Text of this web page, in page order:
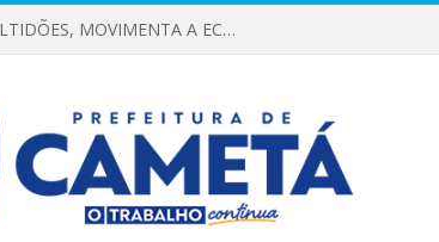
FESTIVAL DE VERÃO 2026 REÚNE MULTIDÕES, MOVIMENTA A ECONOMIA E FORTALECE A CULTURA LOCAL